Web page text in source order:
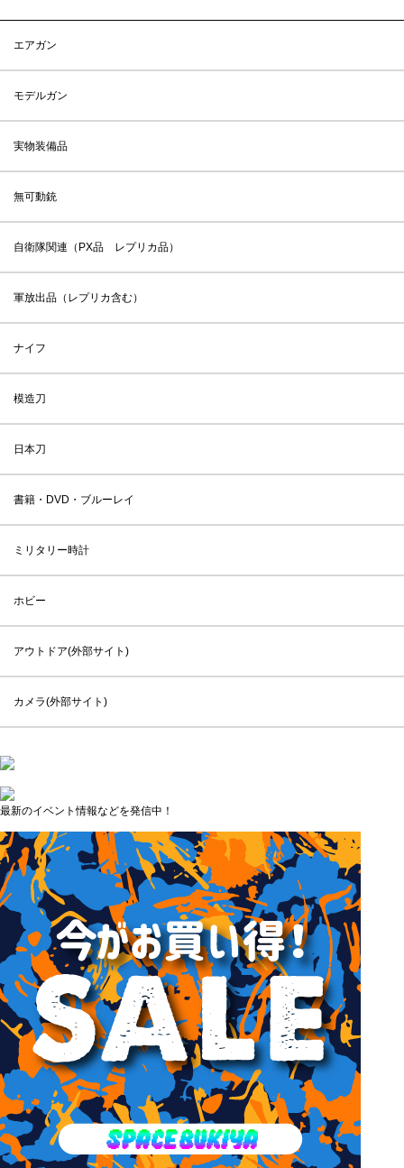
エアガン
モデルガン
実物装備品
無可動銃
自衛隊関連（PX品 レプリカ品）
軍放出品（レプリカ含む）
ナイフ
模造刀
日本刀
書籍・DVD・ブルーレイ
ミリタリー時計
ホビー
アウトドア(外部サイト)
カメラ(外部サイト)
最新のイベント情報などを発信中！